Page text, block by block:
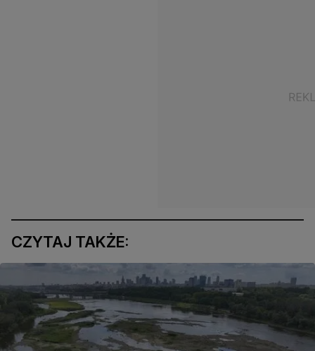
CZYTAJ TAKŻE: